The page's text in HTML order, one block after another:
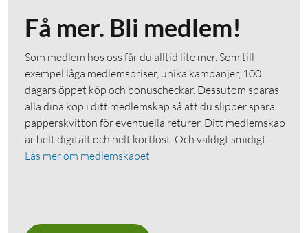
Få mer. Bli medlem!
Som medlem hos oss får du alltid lite mer. Som till
exempel låga medlemspriser, unika kampanjer, 100
dagars öppet köp och bonuscheckar. Dessutom sparas
alla dina köp i ditt medlemskap så att du slipper spara
papperskvitton för eventuella returer. Ditt medlemskap
är helt digitalt och helt kortlöst. Och väldigt smidigt.
Läs mer om medlemskapet